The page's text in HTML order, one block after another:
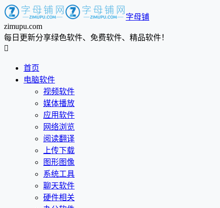
字母铺
zimupu.com
每日更新分享绿色软件、免费软件、精品软件！

首页
电脑软件
视频软件
媒体播放
应用软件
网络浏览
阅读翻译
上传下载
图形图像
系统工具
聊天软件
硬件相关